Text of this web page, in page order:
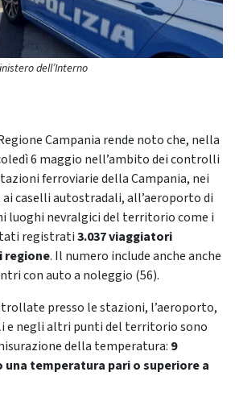
dell’Interno
Campania rende noto che, nella
6 maggio nell’ambito dei controlli
ferroviarie della Campania, nei
caselli autostradali, all’aeroporto di
luoghi nevralgici del territorio come i
registrati3.037 viaggiatori
regione. Il numero include anche anche
con auto a noleggio (56).
presso le stazioni, l’aeroporto,
e negli altri punti del territorio sono
della temperatura: 9
una temperatura pari o superiore a